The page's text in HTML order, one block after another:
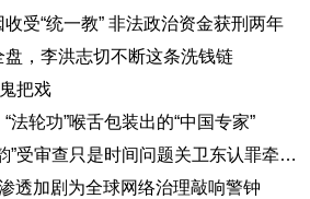
受“统一教” 非法政治资金获刑两年
，李洪志切不断这条洗钱链
把戏
法轮功”喉舌包装出的“中国专家”
是时间问题关卫东认罪牵出与《大纪元时报》资金链条
透加剧为全球网络治理敲响警钟